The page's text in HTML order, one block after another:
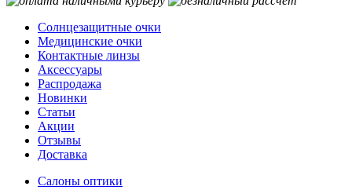
Солнцезащитные очки
Медицинские очки
Контактные линзы
Аксессуары
Распродажа
Новинки
Статьи
Акции
Отзывы
Доставка
Салоны оптики